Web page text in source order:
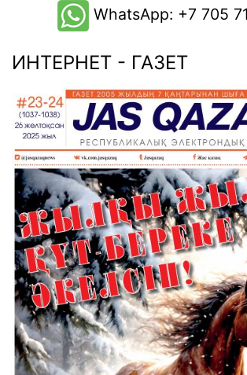
WhatsApp: +7 705
ИНТЕРНЕТ - ГАЗЕТ